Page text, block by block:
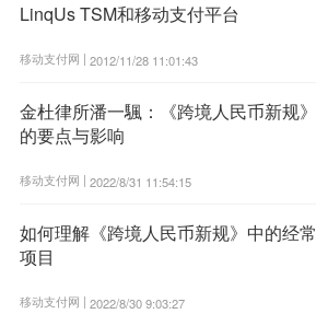
LinqUs TSM和移动支付平台
移动支付网 | 2012/11/28 11:01:43
金杜律所潘一颿：《跨境人民币新规》
的要点与影响
移动支付网 | 2022/8/31 11:54:15
如何理解《跨境人民币新规》中的经常
项目
移动支付网 | 2022/8/30 9:03:27